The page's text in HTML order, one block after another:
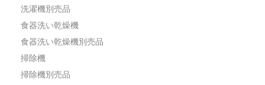
洗濯機別売品
食器洗い乾燥機
食器洗い乾燥機別売品
掃除機
掃除機別売品